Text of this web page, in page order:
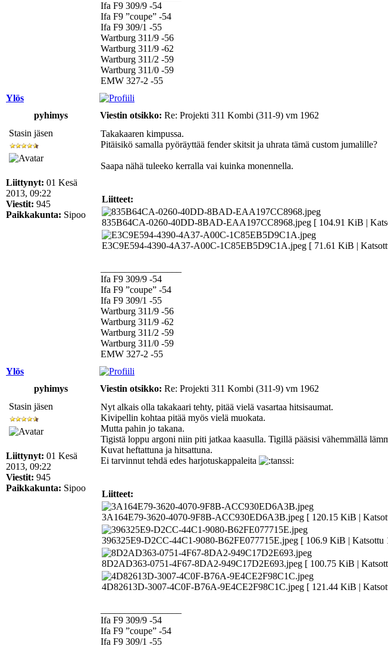
Ifa F9 309/9 -54
Ifa F9 ”coupe” -54
Ifa F9 309/1 -55
Wartburg 311/9 -56
Wartburg 311/9 -62
Wartburg 311/2 -59
Wartburg 311/0 -59
EMW 327-2 -55
Ylös
pyhimys
Viestin otsikko: Re: Projekti 311 Kombi (311-9) vm 1962
Stasin jäsen
Liittynyt: 01 Kesä
2013, 09:22
Viestit: 945
Paikkakunta: Sipoo
Takakaaren kimpussa.
Pitäisikö samalla pyöräyttää fender skitsit ja uhrata tämä custom jumalille?
Saapa nähä tuleeko kerralla vai kuinka monennella.
Liitteet:
835B64CA-0260-40DD-8BAD-EAA197CC8968.jpeg [ 104.91 KiB |
E3C9E594-4390-4A37-A00C-1C85EB5D9C1A.jpeg [ 71.61 KiB |
Ifa F9 309/9 -54
Ifa F9 ”coupe” -54
Ifa F9 309/1 -55
Wartburg 311/9 -56
Wartburg 311/9 -62
Wartburg 311/2 -59
Wartburg 311/0 -59
EMW 327-2 -55
Ylös
pyhimys
Viestin otsikko: Re: Projekti 311 Kombi (311-9) vm 1962
Stasin jäsen
Liittynyt: 01 Kesä
2013, 09:22
Viestit: 945
Paikkakunta: Sipoo
Nyt alkais olla takakaari tehty, pitää vielä vasartaa hitsisaumat.
Kivipellin kohtaa pitää myös vielä muokata.
Mutta pahin jo takana.
Tigistä loppu argoni niin piti jatkaa kaasulla. Tigillä pääsisi vähemmällä
Kuvat heftattuna ja hitsattuna.
Ei tarvinnut tehdä edes harjotuskappaleita
Liitteet:
3A164E79-3620-4070-9F8B-ACC930ED6A3B.jpeg [ 120.15 KiB |
396325E9-D2CC-44C1-9080-B62FE077715E.jpeg [ 106.9 KiB | Katsottu
8D2AD363-0751-4F67-8DA2-949C17D2E693.jpeg [ 100.75 KiB |
4D82613D-3007-4C0F-B76A-9E4CE2F98C1C.jpeg [ 121.44 KiB |
Ifa F9 309/9 -54
Ifa F9 ”coupe” -54
Ifa F9 309/1 -55